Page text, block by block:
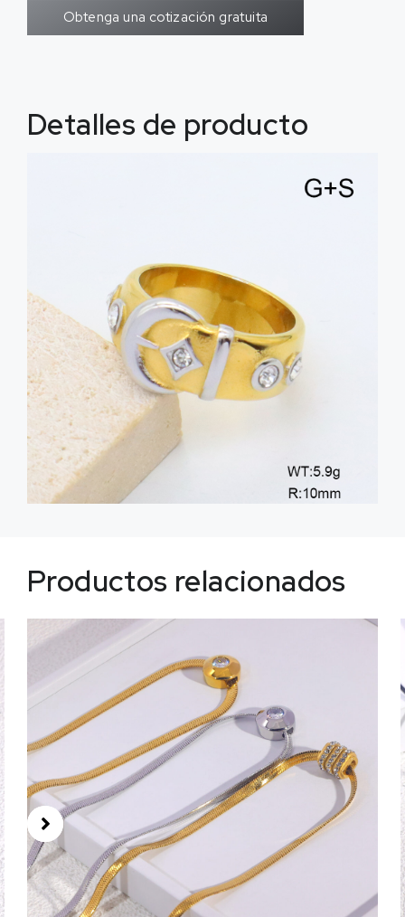
Obtenga una cotización gratuita
Detalles de producto
Productos relacionados